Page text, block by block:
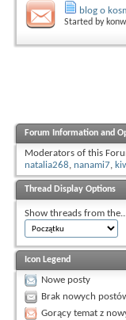
blog o
Started by
Forum Information and
Moderators of this
natalia268, nanami7,
Thread Display Options
Show threads from
Icon Legend
Nowe posty
Brak nowych
Gorący temat z